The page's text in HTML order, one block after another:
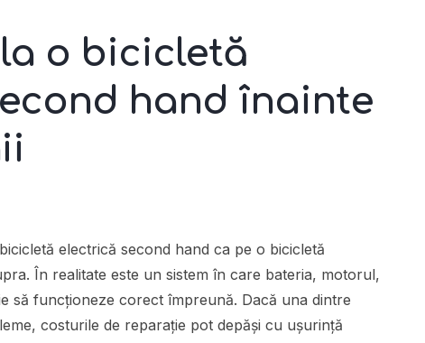
o bicicletă
hand înainte
electrică second hand ca pe o bicicletă
În realitate este un sistem în care bateria, motorul,
să funcționeze corect împreună. Dacă una dintre
costurile de reparație pot depăși cu ușurință